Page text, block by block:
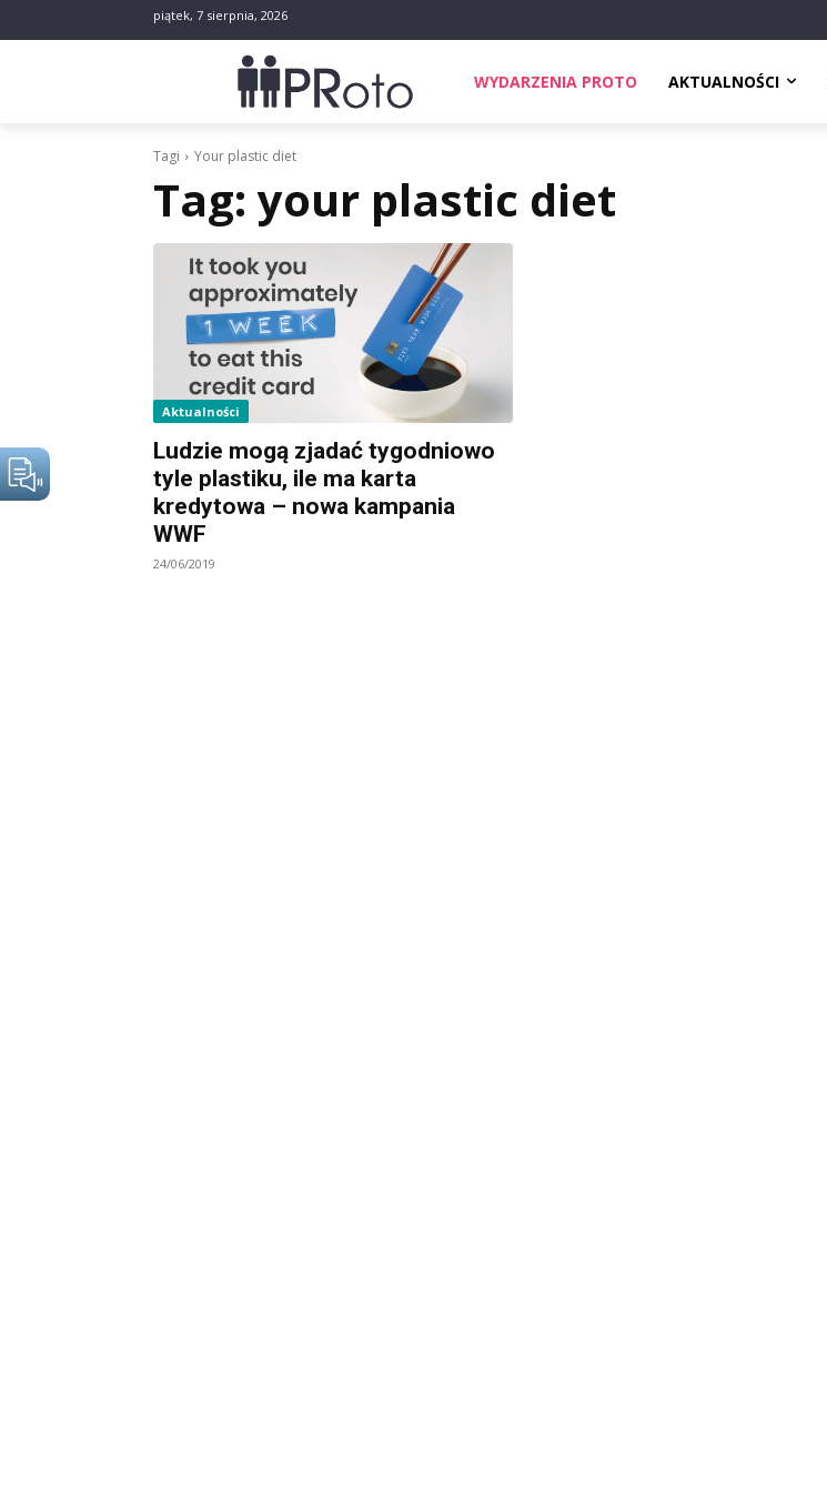
piątek, 7 sierpnia, 2026
WYDARZENIA PROTO AKTUALNOŚCI
Tagi Your plastic diet
Tag:your plastic diet
Aktualności
Ludzie mogą zjadać tygodniowo
tyle plastiku, ile ma karta
kredytowa – nowa kampania
WWF
24/06/2019